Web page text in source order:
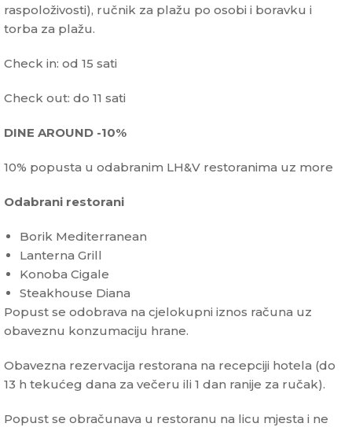
raspoloživosti), ručnik za plažu po osobi i boravku i
torba za plažu.
Check in: od 15 sati
Check out: do 11 sati
DINE AROUND -10%
10% popusta u odabranim LH&V restoranima uz more
Odabrani restorani
Borik Mediterranean
Lanterna Grill
Konoba Cigale
Steakhouse Diana
Popust se odobrava na cjelokupni iznos računa uz
obaveznu konzumaciju hrane.
Obavezna rezervacija restorana na recepciji hotela (do
13 h tekućeg dana za večeru ili 1 dan ranije za ručak).
Popust se obračunava u restoranu na licu mjesta i ne